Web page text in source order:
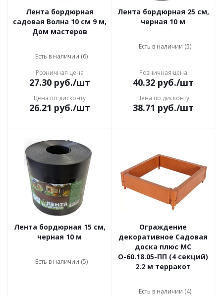
Лента бордюрная
садовая Волна 10 см 9 м,
Дом мастеров
Есть в наличии (6)
Розничная цена
27.30руб./шт
Цена по дисконту
26.21 руб./шт
Лента бордюрная 25 см,
черная 10 м
Есть в наличии (5)
Розничная цена
40.32руб./шт
Цена по дисконту
38.71 руб./шт
Лента бордюрная 15 см,
черная 10 м
Есть в наличии (5)
Ограждение
декоративное Садовая
доска плюс МС
О-60.18.05-ПП (4 секций)
2.2 м терракот
Есть в наличии (4)